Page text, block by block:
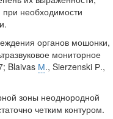
при необходимости
органов мошонки,
мониторное
Blaivas М., Sierzenski Р.,
зоны не­однородной
четким контуром.